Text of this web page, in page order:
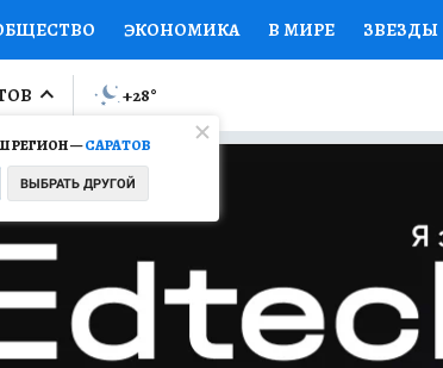
ЭКОНОМИКА В МИРЕ ЗВЕЗДЫ
ПРОИСШЕСТВИЯ НАЦИОНАЛЬНЫЕ
МИР Я ЗНАЮ СЕМЬЯ ЖЕНСКИЕ
СЕРИАЛЫ
КОНКУРСЫ
РЕГИОН —САРАТОВ
ВЫБРАТЬ ДРУГОЙ
+28°